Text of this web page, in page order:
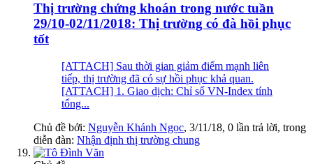
Thị trường chứng khoán trong nước tuần
29/10-02/11/2018: Thị trường có đà hồi phục
tốt
[ATTACH] Sau thời gian giảm điểm mạnh liên
tiếp, thị trường đã có sự hồi phục khả quan.
[ATTACH] 1. Giao dịch: Chỉ số VN-Index tính
tổng...
Chủ đề bởi: Nguyễn Khánh Ngọc, 3/11/18, 0 lần trả lời, trong
diễn đàn: Nhận định thị trường chung